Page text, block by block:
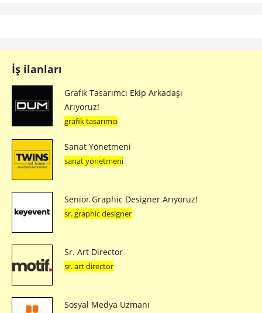
İş ilanları
Grafik Tasarımcı Ekip Arkadaşı
Arıyoruz!
grafik tasarımcı
Sanat Yönetmeni
sanat yönetmeni
Senior Graphic Designer Arıyoruz!
sr. graphic designer
Sr. Art Director
sr. art director
Sosyal Medya Uzmanı